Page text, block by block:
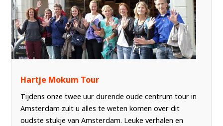
Hartje Mokum Tour
Tijdens onze twee uur durende oude centrum tour in
Amsterdam zult u alles te weten komen over dit
oudste stukje van Amsterdam. Leuke verhalen en